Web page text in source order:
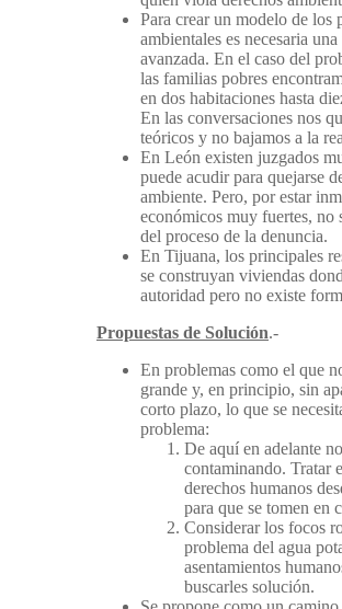
Para crear un modelo de los
ambientales es necesaria
avanzada. En el caso del
las familias pobres
en dos habitaciones hasta
En las conversaciones nos
teóricos y no bajamos a la
En León existen juzgados
puede acudir para quejarse
ambiente. Pero, por estar
económicos muy fuertes, no
del proceso de la denuncia.
En Tijuana, los principales
se construyan viviendas
autoridad pero no existe
Propuestas de Solución.-
En problemas como el que
grande y, en principio, sin
corto plazo, lo que se
problema:
De aquí en adelante
contaminando. Tratar
derechos humanos
para que se tomen en
Considerar los focos
problema del agua
asentamientos
buscarles solución.